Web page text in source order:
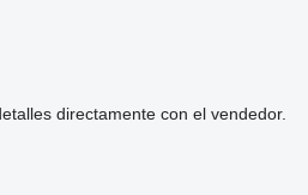
directamente con el vendedor.